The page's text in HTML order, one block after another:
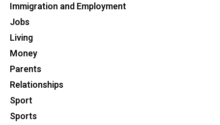
Immigration and Employment
Jobs
Living
Money
Parents
Relationships
Sport
Sports